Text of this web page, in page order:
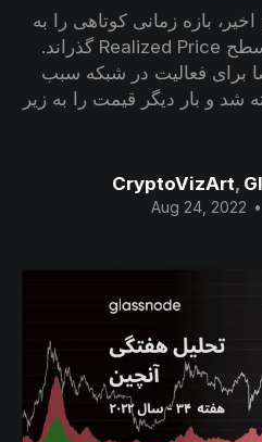
بازه زمانی کوتاهی را به
مدت ۲۳ روز متوالی بالای سطح‌ Realized Price گذراند.
برای فعالیت در شبکه سبب
و بار دیگر قیمت را به زیر
CryptoVizArt,
Aug 24, 2022 •